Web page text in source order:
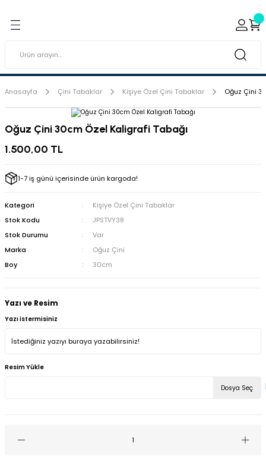
Porselen Boyaları (Toz
Kabartma Boyaları
Tabaklar
Anasayfa Çini Tabaklar Kişiye Özel Çini Tabaklar Oğuz Çini
Oğuz Çini 30cm Özel Kaligrafi Tabağı
1.500,00 TL
1-7 iş günü içerisinde ürün kargoda!
Kategori
Kişiye Özel Çini Tabaklar
Stok Kodu
JPSTVY38
Stok Durumu
Var
Marka
Oğuz Çini
Boy
30cm
Yazı ve Resim
Yazı istermisiniz
Resim Yükle
Dosya Seç